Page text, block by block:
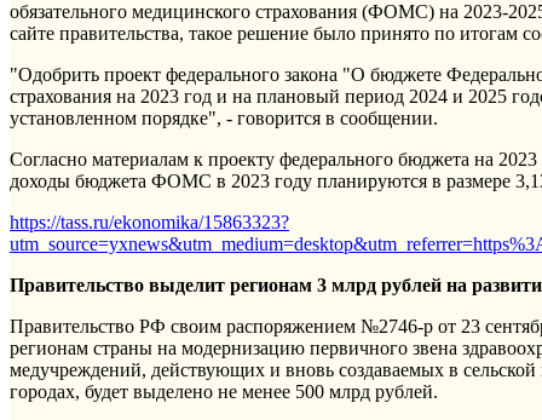
обязательного медицинского страхования (ФОМС) на 2023-
сайте правительства, такое решение было принято по итогам
"Одобрить проект федерального закона "О бюджете
страхования на 2023 год и на плановый период 2024 и 2025
установленном порядке", - говорится в сообщении.
Согласно материалам к проекту федерального бюджета на
доходы бюджета ФОМС в 2023 году планируются в размере
https://tass.ru/ekonomika/15863323?
Правительство выделит регионам 3 млрд рублей на
Правительство РФ своим распоряжением №2746-р от 23
регионам страны на модернизацию первичного звена
медучреждений, действующих и вновь создаваемых в
городах, будет выделено не менее 500 млрд рублей.